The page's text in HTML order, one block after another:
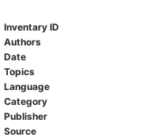
Inventary ID
Authors
Date
Topics
Language
Category
Publisher
Source